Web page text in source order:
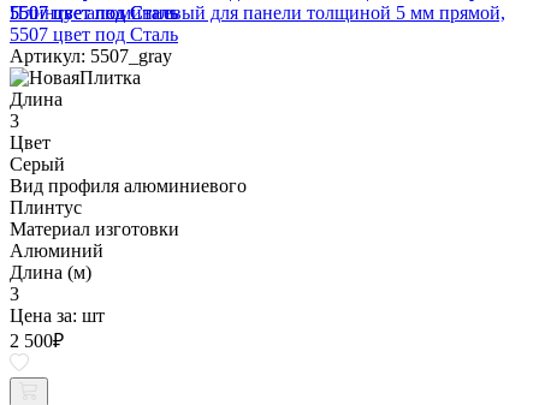
Плинтус алюминиевый для панели толщиной 5 мм прямой,
5507 цвет под Сталь
Артикул: 5507_gray
Длина
3
Цвет
Серый
Вид профиля алюминиевого
Плинтус
Материал изготовки
Алюминий
Длина (м)
3
Цена за: шт
2 500₽